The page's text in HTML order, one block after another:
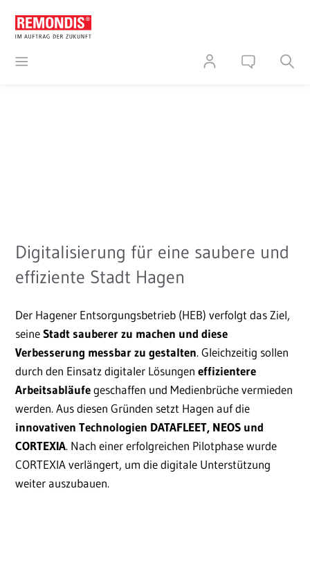
Digitalisierung für eine saubere und
effiziente Stadt Hagen
Der Hagener Entsorgungsbetrieb (HEB) verfolgt das Ziel,
seineStadt sauberer zu machen und diese
Verbesserung messbar zu gestalten. Gleichzeitig sollen
durch den Einsatz digitaler Lösungen effizientere
Arbeitsabläufegeschaffen und Medienbrüche vermieden
werden. Aus diesen Gründen setzt Hagen auf die
innovativen Technologien DATAFLEET, NEOS und
CORTEXIA. Nach einer erfolgreichen Pilotphase wurde
CORTEXIA verlängert, um die digitale Unterstützung
weiter auszubauen.